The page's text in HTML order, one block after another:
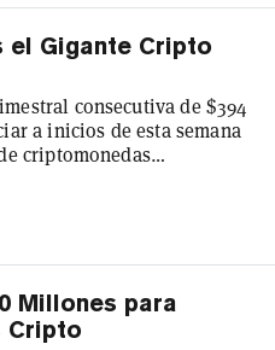
el Gigante Cripto
consecutiva de $394
a inicios de esta semana
criptomonedas
de los analistas.
del modelo de negocio
Millones para
Cripto